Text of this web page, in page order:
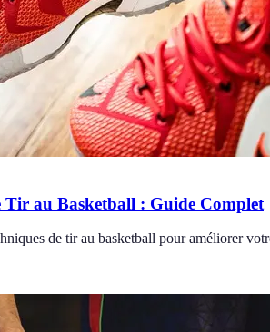
Tir au Basketball : Guide Complet
de tir au basketball pour améliorer